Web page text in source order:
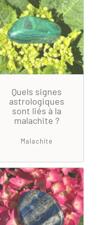
Quels signes
astrologiques
sont liés à la
malachite ?
Malachite